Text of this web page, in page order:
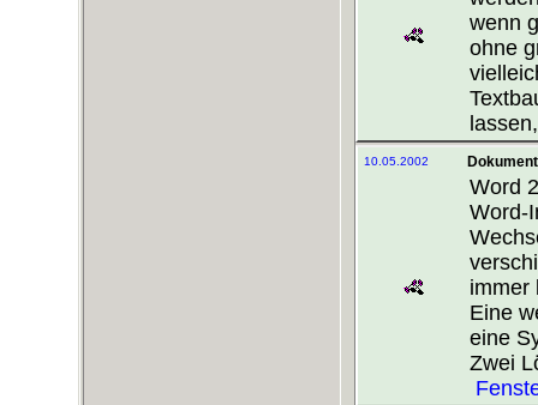
wenn
ohne
10.05.2002
Word
Word-
immer
Eine
eine
Zwei